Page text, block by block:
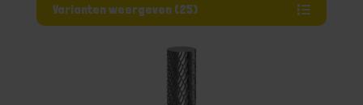
Varianten weergeven (25)